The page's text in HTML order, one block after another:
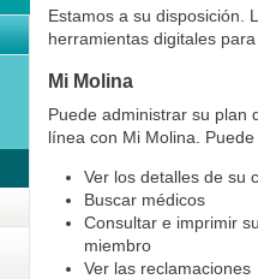
Estamos a su disposición.
herramientas digitales
Mi Molina
Puede administrar su plan
línea con Mi Molina.
Ver los detalles de su
Buscar médicos
Consultar e imprimir
miembro
Ver las reclamaciones